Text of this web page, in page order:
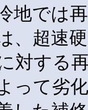
地では
、超速
対する
って劣